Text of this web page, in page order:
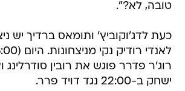
טובה, לא?".
כעת לדג'וקוביץ' ותומאס ברדיך יש
רוג'ר פדרר פוגש את רובין סודרלינג
ישחק ב-22:00 נגד דויד פרר.